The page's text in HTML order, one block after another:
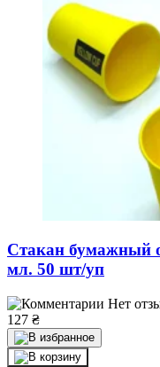
Стакан бумажный
мл. 50 шт/уп
Нет
127 ₴